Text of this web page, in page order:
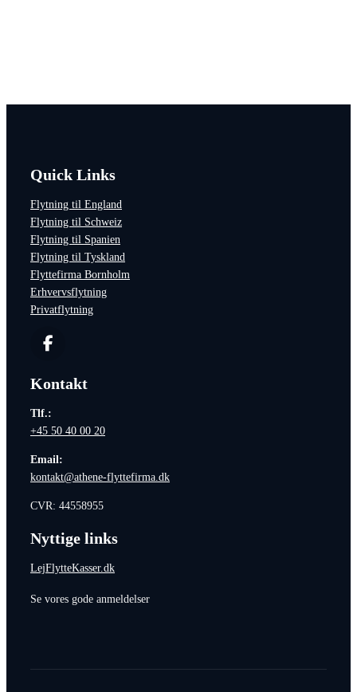
Quick Links
Flytning til England
Flytning til Schweiz
Flytning til Spanien
Flytning til Tyskland
Flyttefirma Bornholm
Erhvervsflytning
Privatflytning
Kontakt
Tlf.:
+45 50 40 00 20
Email:
kontakt@athene-flyttefirma.dk
CVR: 44558955
Nyttige links
LejFlytteKasser.dk
Se vores gode anmeldelser